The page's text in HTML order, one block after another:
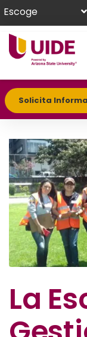
Escoge
Solicita
La